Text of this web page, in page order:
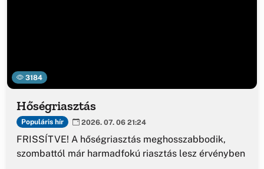
3184
Hőségriasztás
Populáris hír 2026. 07. 06 21:24
FRISSÍTVE! A hőségriasztás meghosszabbodik,
szombattól már harmadfokú riasztás lesz érvényben